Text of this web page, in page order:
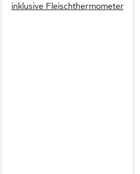
inklusive Fleischthermometer